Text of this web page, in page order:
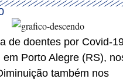
de doentes por Covid-
em Porto Alegre (RS),
também nos